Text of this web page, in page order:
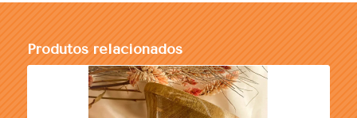
Produtos relacionados